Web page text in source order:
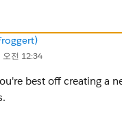
오전 12:34
best off creating a